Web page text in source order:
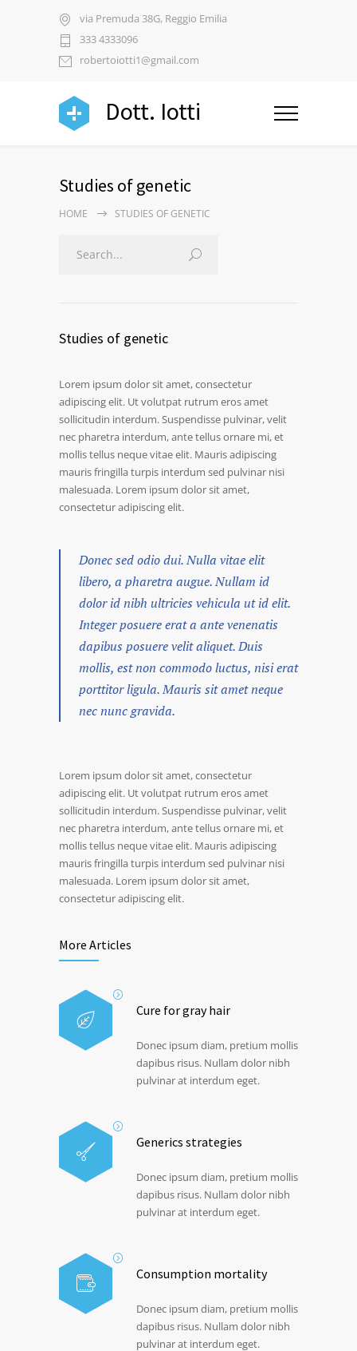
via Premuda 38G, Reggio Emilia
333 4333096
robertoiotti1@gmail.com
Dott. Iotti
Studies of genetic
HOME STUDIES OF GENETIC
Studies of genetic
Lorem ipsum dolor sit amet, consectetur
adipiscing elit. Ut volutpat rutrum eros amet
sollicitudin interdum. Suspendisse pulvinar, velit
nec pharetra interdum, ante tellus ornare mi, et
mollis tellus neque vitae elit. Mauris adipiscing
mauris fringilla turpis interdum sed pulvinar nisi
malesuada. Lorem ipsum dolor sit amet,
consectetur adipiscing elit.
Donec sed odio dui. Nulla vitae elit
libero, a pharetra augue. Nullam id
dolor id nibh ultricies vehicula ut id elit.
Integer posuere erat a ante venenatis
dapibus posuere velit aliquet. Duis
mollis, est non commodo luctus, nisi erat
porttitor ligula. Mauris sit amet neque
nec nunc gravida.
Lorem ipsum dolor sit amet, consectetur
adipiscing elit. Ut volutpat rutrum eros amet
sollicitudin interdum. Suspendisse pulvinar, velit
nec pharetra interdum, ante tellus ornare mi, et
mollis tellus neque vitae elit. Mauris adipiscing
mauris fringilla turpis interdum sed pulvinar nisi
malesuada. Lorem ipsum dolor sit amet,
consectetur adipiscing elit.
More Articles
Cure for gray hair
Donec ipsum diam, pretium mollis
dapibus risus. Nullam dolor nibh
pulvinar at interdum eget.
Generics strategies
Donec ipsum diam, pretium mollis
dapibus risus. Nullam dolor nibh
pulvinar at interdum eget.
Consumption mortality
Donec ipsum diam, pretium mollis
dapibus risus. Nullam dolor nibh
pulvinar at interdum eget.